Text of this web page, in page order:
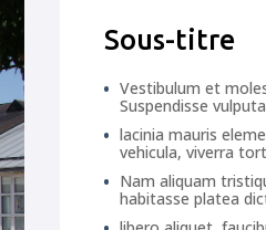
Sous-titre
Vestibulum et
Suspendisse
lacinia mauris
vehicula, viverra
Nam aliquam
habitasse platea